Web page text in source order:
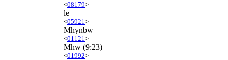
<08179>
le
<05921 >
Mhynbw
<01121 >
Mhw (9:23)
<01992>